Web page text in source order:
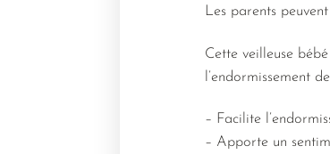
Les parents
Cette veilleuse
l’endormissement
– Facilite
– Apporte un